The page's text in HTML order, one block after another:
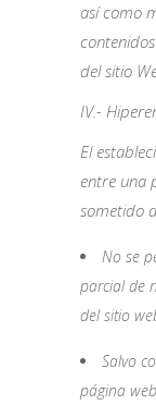
así como
del sitio
IV.-
El
entre una
sometido
No se
parcial de
del sitio
Salvo
página